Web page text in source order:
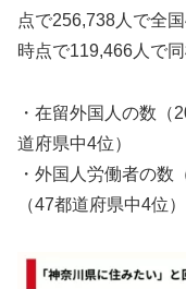
点で256,738人で全
時点で119,466人で同
・在留外国人の数（
道府県中4位）
・外国人労働者の数
（47都道府県中4位）